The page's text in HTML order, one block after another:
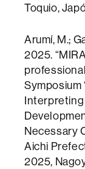
Toquio,
Arumí, M.;
2025.
Symposium
Necessary
Aichi
2025,